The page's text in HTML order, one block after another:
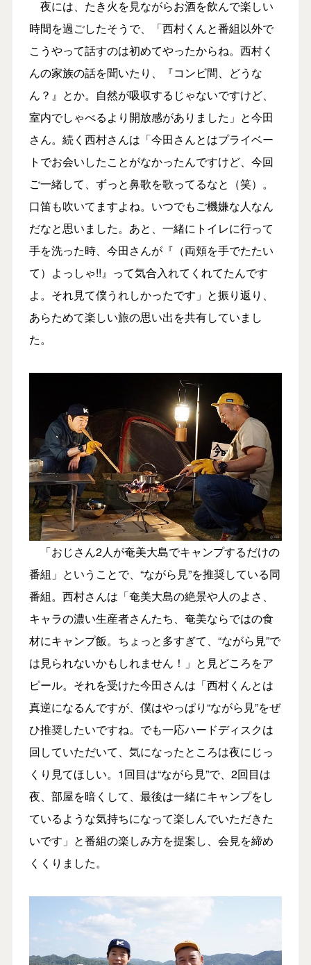
夜には、たき火を見ながらお酒を飲んで楽しい
時間を過ごしたそうで、「西村くんと番組以外で
こうやって話すのは初めてやったからね。西村く
んの家族の話を聞いたり、『コンビ間、どうな
ん？』とか。自然が吸収するじゃないですけど、
室内でしゃべるより開放感がありました」と今田
さん。続く西村さんは「今田さんとはプライベー
トでお会いしたことがなかったんですけど、今回
ご一緒して、ずっと鼻歌を歌ってるなと（笑）。
口笛も吹いてますよね。いつでもご機嫌な人なん
だなと思いました。あと、一緒にトイレに行って
手を洗った時、今田さんが『（両頬を手でたたい
て）よっしゃ!!』って気合入れてくれてたんです
よ。それ見て僕うれしかったです」と振り返り、
あらためて楽しい旅の思い出を共有していまし
た。
「おじさん2人が奄美大島でキャンプするだけの
番組」ということで、“ながら見”を推奨している同
番組。西村さんは「奄美大島の絶景や人のよさ、
キャラの濃い生産者さんたち、奄美ならではの食
材にキャンプ飯。ちょっと多すぎて、“ながら見”で
は見られないかもしれません！」と見どころをア
ピール。それを受けた今田さんは「西村くんとは
真逆になるんですが、僕はやっぱり“ながら見”をぜ
ひ推奨したいですね。でも一応ハードディスクは
回していただいて、気になったところは夜にじっ
くり見てほしい。1回目は“ながら見”で、2回目は
夜、部屋を暗くして、最後は一緒にキャンプをし
ているような気持ちになって楽しんでいただきた
いです」と番組の楽しみ方を提案し、会見を締め
くくりました。